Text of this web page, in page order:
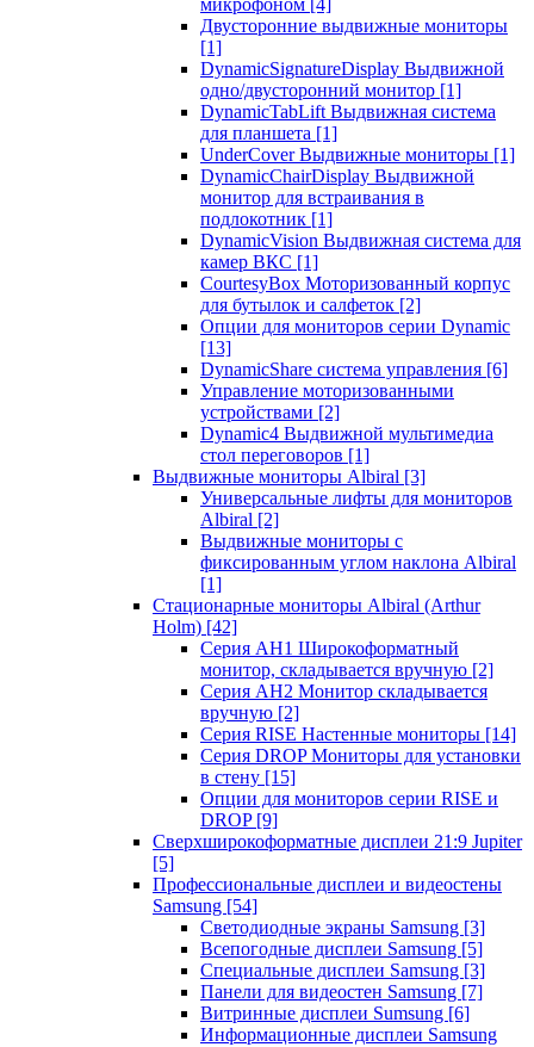
микрофоном [4]
Двусторонние выдвижные мониторы
[1]
DynamicSignatureDisplay Выдвижной
одно/двусторонний монитор [1]
DynamicTabLift Выдвижная система
для планшета [1]
UnderCover Выдвижные мониторы [1]
DynamicChairDisplay Выдвижной
монитор для встраивания в
подлокотник [1]
DynamicVision Выдвижная система для
камер ВКС [1]
CourtesyBox Моторизованный корпус
для бутылок и салфеток [2]
Опции для мониторов серии Dynamic
[13]
DynamicShare система управления [6]
Управление моторизованными
устройствами [2]
Dynamic4 Выдвижной мультимедиа
стол переговоров [1]
Выдвижные мониторы Albiral [3]
Универсальные лифты для мониторов
Albiral [2]
Выдвижные мониторы с
фиксированным углом наклона Albiral
[1]
Стационарные мониторы Albiral (Arthur
Holm) [42]
Серия AH1 Широкоформатный
монитор, складывается вручную [2]
Серия AH2 Монитор складывается
вручную [2]
Серия RISE Настенные мониторы [14]
Серия DROP Мониторы для установки
в стену [15]
Опции для мониторов серии RISE и
DROP [9]
Сверхширокоформатные дисплеи 21:9 Jupiter
[5]
Профессиональные дисплеи и видеостены
Samsung [54]
Светодиодные экраны Samsung [3]
Всепогодные дисплеи Samsung [5]
Специальные дисплеи Samsung [3]
Панели для видеостен Samsung [7]
Витринные дисплеи Sumsung [6]
Информационные дисплеи Samsung